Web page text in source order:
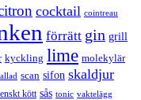
cocktail cointreau
förrätt gin grill
kyckling lime molekylär
scan sifon skaldjur
kött sås tonic vaktelägg